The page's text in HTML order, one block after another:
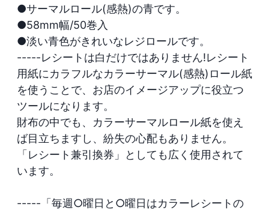
●サーマルロール(感熱)の青です。
●58mm幅/50巻入
●淡い青色がきれいなレジロールです。
-----レシートは白だけではありません!レシート
用紙にカラフルなカラーサーマル(感熱)ロール紙
を使うことで、お店のイメージアップに役立つ
ツールになります。
財布の中でも、カラーサーマルロール紙を使え
ば目立ちますし、紛失の心配もありません。
「レシート兼引換券」としても広く使用されて
います。
-----「毎週○曜日と○曜日はカラーレシートの